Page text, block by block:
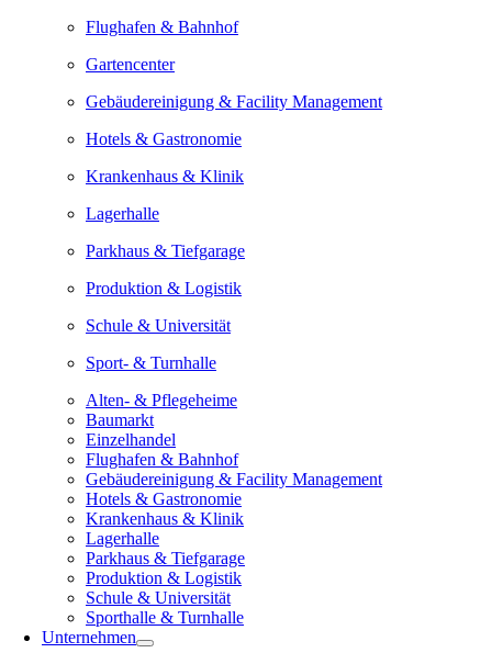
Flughafen & Bahnhof
Gartencenter
Gebäudereinigung & Facility Management
Hotels & Gastronomie
Krankenhaus & Klinik
Lagerhalle
Parkhaus & Tiefgarage
Produktion & Logistik
Schule & Universität
Sport- & Turnhalle
Alten- & Pflegeheime
Baumarkt
Einzelhandel
Flughafen & Bahnhof
Gebäudereinigung & Facility Management
Hotels & Gastronomie
Krankenhaus & Klinik
Lagerhalle
Parkhaus & Tiefgarage
Produktion & Logistik
Schule & Universität
Sporthalle & Turnhalle
Unternehmen